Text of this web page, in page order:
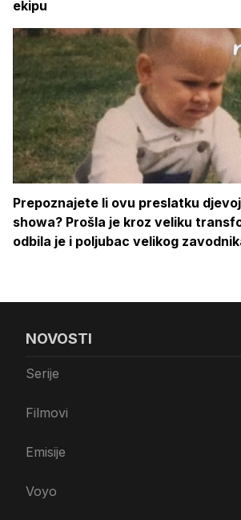
ekipu
Prepoznajete li ovu preslatku
showa? Prošla je kroz veliku
odbila je i poljubac velikog
NOVOSTI
Serije
Filmovi
Emisije
Voyo